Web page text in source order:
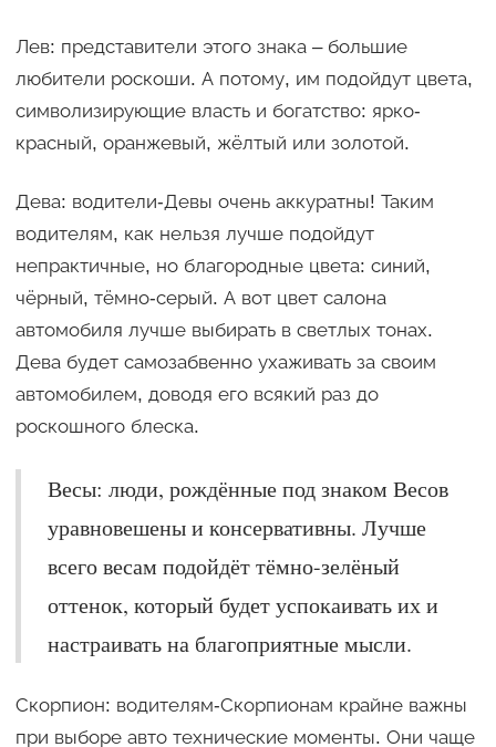
Лев: представители этого знака – большие
любители роскоши. А потому, им подойдут цвета,
символизирующие власть и богатство: ярко-
красный, оранжевый, жёлтый или золотой.
Дева: водители-Девы очень аккуратны! Таким
водителям, как нельзя лучше подойдут
непрактичные, но благородные цвета: синий,
чёрный, тёмно-серый. А вот цвет салона
автомобиля лучше выбирать в светлых тонах.
Дева будет самозабвенно ухаживать за своим
автомобилем, доводя его всякий раз до
роскошного блеска.
Весы: люди, рождённые под знаком Весов
уравновешены и консервативны. Лучше
всего весам подойдёт тёмно-зелёный
оттенок, который будет успокаивать их и
настраивать на благоприятные мысли.
Скорпион: водителям-Скорпионам крайне важны
при выборе авто технические моменты. Они чаще